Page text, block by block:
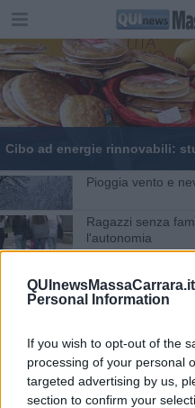
Personal Information
If you wish to opt-out of the
processing of your personal
targeted advertising by us,
section to confirm your
Cibo ad energie rinnovabili:
Pioggia vento e
Ragazzi senza
l'autonomia
Vento forte, 36 ore
Prolungata
Spesa a casa, tre